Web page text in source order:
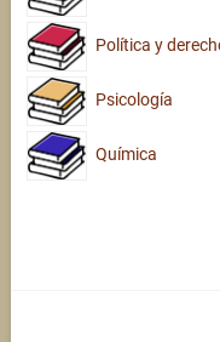
Política y
Psicología
Química